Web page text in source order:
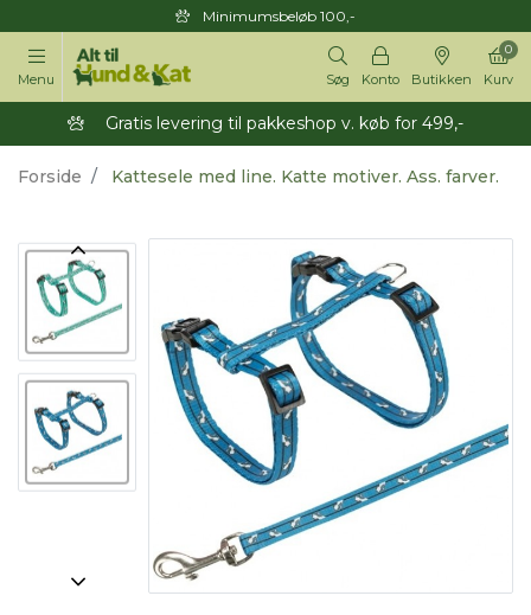
Minimumsbeløb 100,-
Menu Søg Konto Butikken Kurv
0
Gratis levering til pakkeshop v. køb for 499,-
Forside Kattesele med line. Katte motiver. Ass. farver.